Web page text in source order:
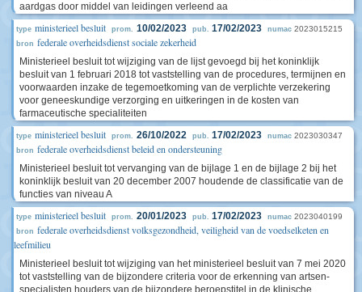
aardgas door middel van leidingen verleend aa
type ministerieel besluit prom. 10/02/2023 pub. 17/02/2023 numac 2023015215
bron federale overheidsdienst sociale zekerheid
Ministerieel besluit tot wijziging van de lijst gevoegd bij het koninklijk
besluit van 1 februari 2018 tot vaststelling van de procedures, termijnen en
voorwaarden inzake de tegemoetkoming van de verplichte verzekering
voor geneeskundige verzorging en uitkeringen in de kosten van
farmaceutische specialiteiten
type ministerieel besluit prom. 26/10/2022 pub. 17/02/2023 numac 2023030347
bron federale overheidsdienst beleid en ondersteuning
Ministerieel besluit tot vervanging van de bijlage 1 en de bijlage 2 bij het
koninklijk besluit van 20 december 2007 houdende de classificatie van de
functies van niveau A
type ministerieel besluit prom. 20/01/2023 pub. 17/02/2023 numac 2023040199
bron federale overheidsdienst volksgezondheid, veiligheid van de voedselketen en
leefmilieu
Ministerieel besluit tot wijziging van het ministerieel besluit van 7 mei 2020
tot vaststelling van de bijzondere criteria voor de erkenning van artsen-
specialisten houders van de bijzondere beroepstitel in de klinische